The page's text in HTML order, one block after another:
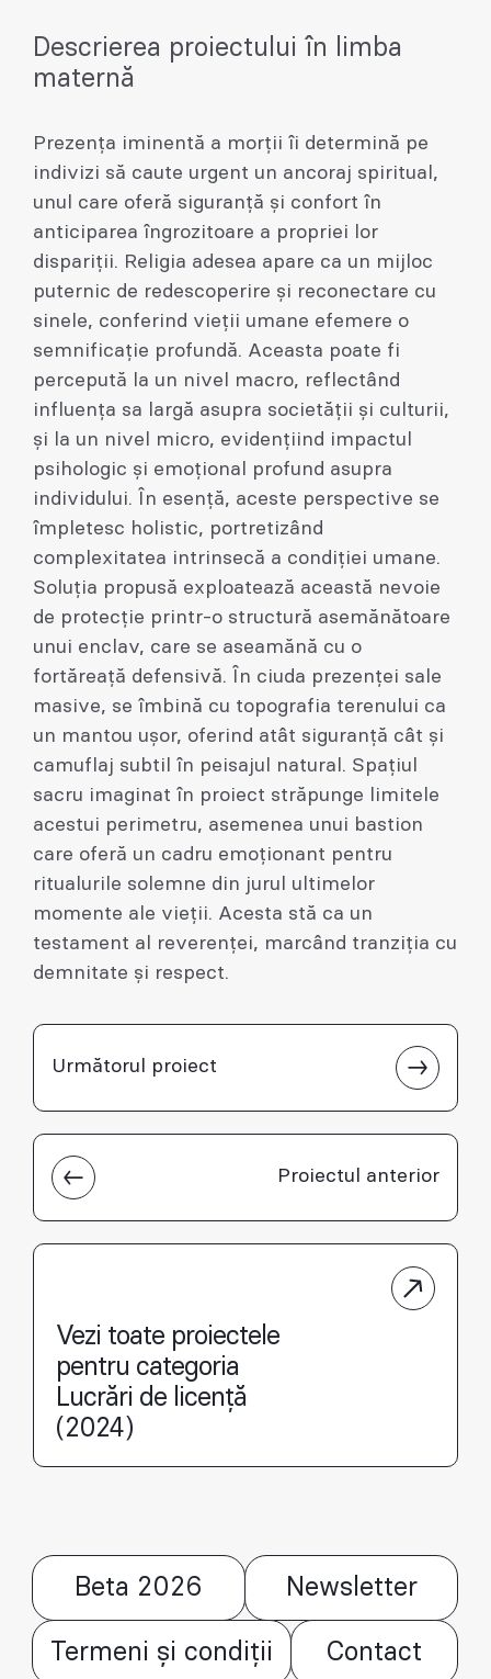
Descrierea proiectului în limba
maternă
Prezența iminentă a morții îi determină pe
indivizi să caute urgent un ancoraj spiritual,
unul care oferă siguranță și confort în
anticiparea îngrozitoare a propriei lor
dispariții. Religia adesea apare ca un mijloc
puternic de redescoperire și reconectare cu
sinele, conferind vieții umane efemere o
semnificație profundă. Aceasta poate fi
percepută la un nivel macro, reflectând
influența sa largă asupra societății și culturii,
și la un nivel micro, evidențiind impactul
psihologic și emoțional profund asupra
individului. În esență, aceste perspective se
împletesc holistic, portretizând
complexitatea intrinsecă a condiției umane.
Soluția propusă exploatează această nevoie
de protecție printr-o structură asemănătoare
unui enclav, care se aseamănă cu o
fortăreață defensivă. În ciuda prezenței sale
masive, se îmbină cu topografia terenului ca
un mantou ușor, oferind atât siguranță cât și
camuflaj subtil în peisajul natural. Spațiul
sacru imaginat în proiect străpunge limitele
acestui perimetru, asemenea unui bastion
care oferă un cadru emoționant pentru
ritualurile solemne din jurul ultimelor
momente ale vieții. Acesta stă ca un
testament al reverenței, marcând tranziția cu
demnitate și respect.
Proiectul anterior
Următorul proiect
Vezi toate proiectele
pentru categoria
Lucrări de licență
(2024)
Beta 2026 Newsletter
Termeni și condiții Contact